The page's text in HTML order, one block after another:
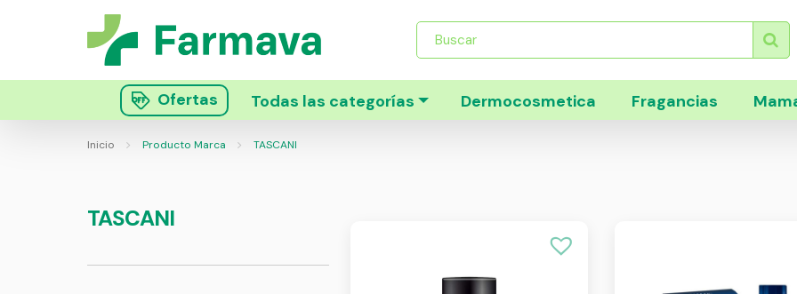
Búsqueda
productos
Ofertas Todas las categorías Dermocosmetica Fragancias
Inicio Producto Marca TASCANI
TASCANI